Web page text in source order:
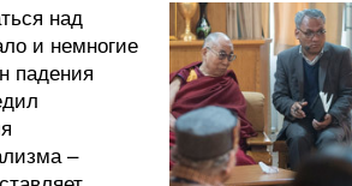
над
и немногие
падения
–